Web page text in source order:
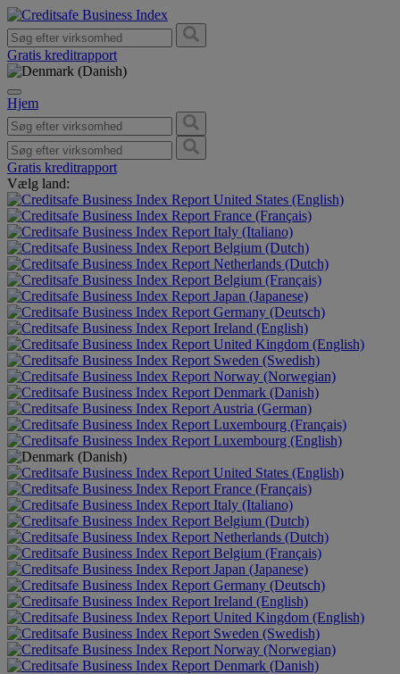
Gratis kreditrapport
Hjem
Gratis kreditrapport
Vælg land:
United States (English)
France (Français)
Italy (Italiano)
Belgium (Dutch)
Netherlands (Dutch)
Belgium (Français)
Japan (Japanese)
Germany (Deutsch)
Ireland (English)
United Kingdom (English)
Sweden (Swedish)
Norway (Norwegian)
Denmark (Danish)
Austria (German)
Luxembourg (Français)
Luxembourg (English)
United States (English)
France (Français)
Italy (Italiano)
Belgium (Dutch)
Netherlands (Dutch)
Belgium (Français)
Japan (Japanese)
Germany (Deutsch)
Ireland (English)
United Kingdom (English)
Sweden (Swedish)
Norway (Norwegian)
Denmark (Danish)